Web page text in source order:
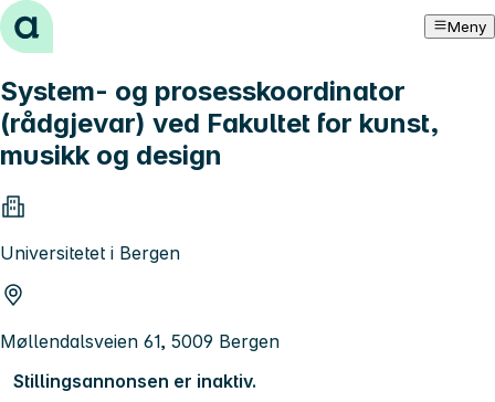
Hopp til innhold Meny
System- og prosesskoordinator
(rådgjevar) ved Fakultet for kunst,
musikk og design
Universitetet i Bergen
Møllendalsveien 61, 5009 Bergen
Stillingsannonsen er inaktiv.